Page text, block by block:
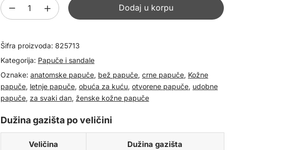
Ženske
kožne
825713
količina
Dodaj u korpu
Šifra proizvoda: 825713
Kategorija: Papuče i sandale
Oznake: anatomske papuče, bež papuče, crne papuče, Kožne
papuče, letnje papuče, obuća za kuću, otvorene papuče, udobne
papuče, za svaki dan, ženske kožne papuče
Dužina gazišta po veličini
Veličina Dužina gazišta